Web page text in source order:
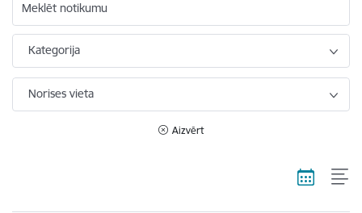
Meklēt notikumu
Kategorija
Norises vieta
Aizvērt